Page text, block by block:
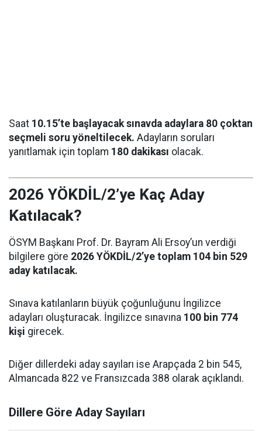
Saat 10.15’te başlayacak sınavda adaylara 80 çoktan
seçmeli soru yöneltilecek. Adayların soruları
yanıtlamak için toplam 180 dakikası olacak.
2026 YÖKDİL/2’ye Kaç Aday
Katılacak?
ÖSYM Başkanı Prof. Dr. Bayram Ali Ersoy’un verdiği
bilgilere göre 2026 YÖKDİL/2’ye toplam 104 bin 529
aday katılacak.
Sınava katılanların büyük çoğunluğunu İngilizce
adayları oluşturacak. İngilizce sınavına 100 bin 774
kişi girecek.
Diğer dillerdeki aday sayıları ise Arapçada 2 bin 545,
Almancada 822 ve Fransızcada 388 olarak açıklandı.
Dillere Göre Aday Sayıları